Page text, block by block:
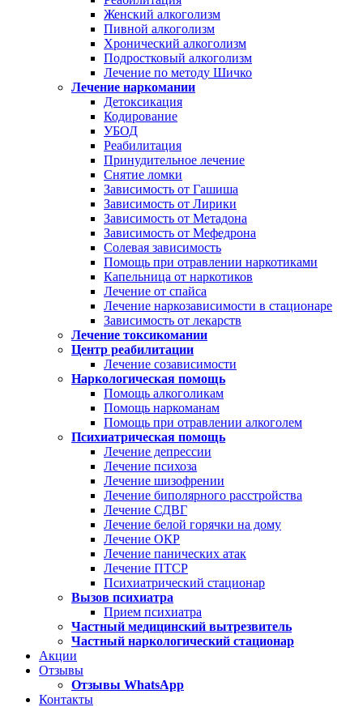
Женский алкоголизм
Пивной алкоголизм
Хронический алкоголизм
Подростковый алкоголизм
Лечение по методу Шичко
Лечение наркомании
Детоксикация
Кодирование
УБОД
Реабилитация
Принудительное лечение
Снятие ломки
Зависимость от Гашиша
Зависимость от Лирики
Зависимость от Метадона
Зависимость от Мефедрона
Солевая зависимость
Помощь при отравлении наркотиками
Капельница от наркотиков
Лечение от спайса
Лечение наркозависимости в стационаре
Зависимость от лекарств
Лечение токсикомании
Центр реабилитации
Лечение созависимости
Наркологическая помощь
Помощь алкоголикам
Помощь наркоманам
Помощь при отравлении алкоголем
Психиатрическая помощь
Лечение депрессии
Лечение психоза
Лечение шизофрении
Лечение биполярного расстройства
Лечение СДВГ
Лечение белой горячки на дому
Лечение ОКР
Лечение панических атак
Лечение ПТСР
Психиатрический стационар
Вызов психиатра
Прием психиатра
Частный медицинский вытрезвитель
Частный наркологический стационар
Акции
Отзывы
Отзывы WhatsApp
Контакты